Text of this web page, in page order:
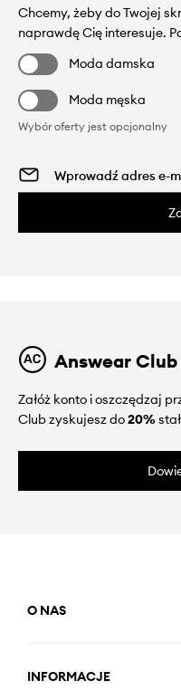
Chcemy, żeby do Twojej
naprawdę Cię interesuje.
Moda damska
Moda męska
Wybór oferty jest opcjonalny
Answear Club
Załóż konto i oszczędzaj
Club zyskujesz do20%
O NAS
INFORMACJE